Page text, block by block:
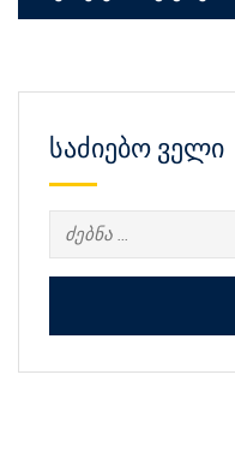
საძიებო ველი
ძებნა: